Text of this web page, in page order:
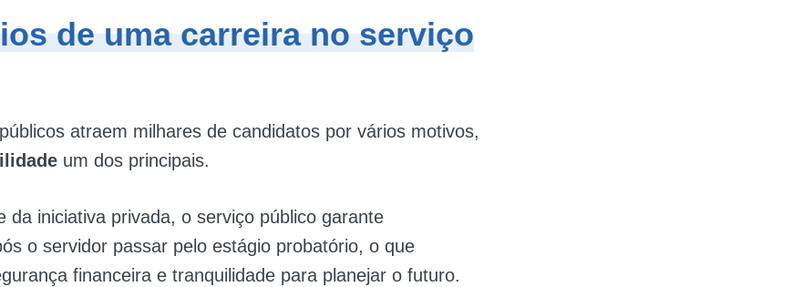
de uma carreira no serviço
atraem milhares de candidatos por vários motivos,
um dos principais.
da iniciativa privada, o serviço público garante
o servidor passar pelo estágio probatório, o que
financeira e tranquilidade para planejar o futuro.